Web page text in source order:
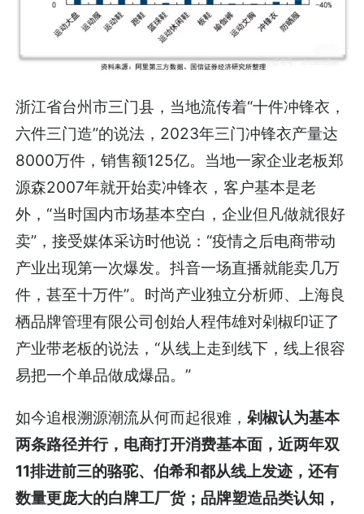
浙江省台州市三门县，当地流传着“十件冲锋衣，
六件三门造”的说法，2023年三门冲锋衣产量达
8000万件，销售额125亿。当地一家企业老板郑
源森2007年就开始卖冲锋衣，客户基本是老
外，“当时国内市场基本空白，企业但凡做就很好
卖”，接受媒体采访时他说：“疫情之后电商带动
产业出现第一次爆发。抖音一场直播就能卖几万
件，甚至十万件”。时尚产业独立分析师、上海良
栖品牌管理有限公司创始人程伟雄对剁椒印证了
产业带老板的说法，“从线上走到线下，线上很容
易把一个单品做成爆品。”
如今追根溯源潮流从何而起很难，剁椒认为基本
两条路径并行，电商打开消费基本面，近两年双
11排进前三的骆驼、伯希和都从线上发迹，还有
数量更庞大的白牌工厂货；品牌塑造品类认知，